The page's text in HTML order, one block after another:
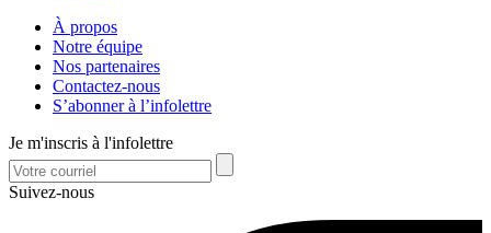
À propos
Notre équipe
Nos partenaires
Contactez-nous
S’abonner à l’infolettre
Je m'inscris à l'infolettre
Suivez-nous